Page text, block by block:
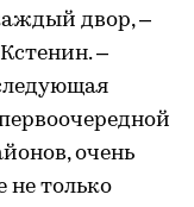
двор, –
–
очень
не только